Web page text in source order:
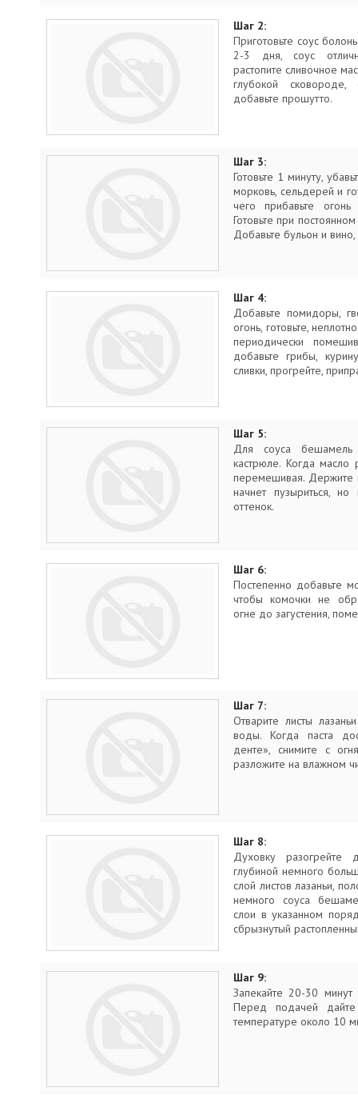
Шаг 2:
Приготовьте соус
2-3 дня, соус
растопите сливочное
глубокой сковороде,
добавьте прошутто.
Шаг 3:
Готовьте 1 минуту,
морковь, сельдерей и
чего прибавьте
Готовьте при
Добавьте бульон и вино,
Шаг 4:
Добавьте помидоры,
огонь, готовьте,
периодически
добавьте грибы,
сливки, прогрейте,
Шаг 5:
Для соуса бешамель
кастрюле. Когда масло
перемешивая. Держите
начнет пузыриться,
оттенок.
Шаг 6:
Постепенно добавьте
чтобы комочки не
огне до загустения,
Шаг 7:
Отварите листы
воды. Когда паста
денте», снимите с
разложите на влажном
Шаг 8:
Духовку
глубиной немного
слой листов лазаньи,
немного соуса
слои в указанном
сбрызнутый
Шаг 9:
Запекайте 20-30 минут
Перед подачей дайте
температуре около 10